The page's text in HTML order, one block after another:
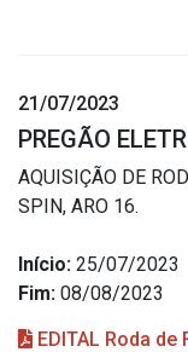
21/07/2023
PREGÃO
AQUISIÇÃO DE
SPIN, ARO 16.
Início: 25/07/2023
Fim: 08/08/2023
EDITAL Roda